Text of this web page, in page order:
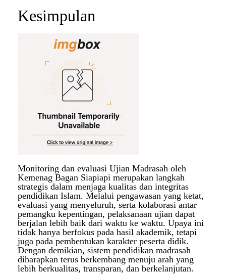
Kesimpulan
Monitoring dan evaluasi Ujian Madrasah oleh
Kemenag Bagan Siapiapi merupakan langkah
strategis dalam menjaga kualitas dan integritas
pendidikan Islam. Melalui pengawasan yang ketat,
evaluasi yang menyeluruh, serta kolaborasi antar
pemangku kepentingan, pelaksanaan ujian dapat
berjalan lebih baik dari waktu ke waktu. Upaya ini
tidak hanya berfokus pada hasil akademik, tetapi
juga pada pembentukan karakter peserta didik.
Dengan demikian, sistem pendidikan madrasah
diharapkan terus berkembang menuju arah yang
lebih berkualitas, transparan, dan berkelanjutan.